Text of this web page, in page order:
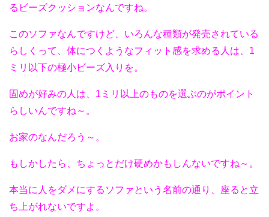
るビーズクッションなんですね。
このソファなんですけど、いろんな種類が発売されている
らしくって、体につくようなフィット感を求める人は、1
ミリ以下の極小ビーズ入りを。
固めが好みの人は、1ミリ以上のものを選ぶのがポイント
らしいんですね～。
お家のなんだろう～。
もしかしたら、ちょっとだけ硬めかもしんないですね～。
本当に人をダメにするソファという名前の通り、座ると立
ち上がれないですよ。